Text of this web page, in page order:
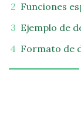
Funciones
Ejemplo de
Formato de